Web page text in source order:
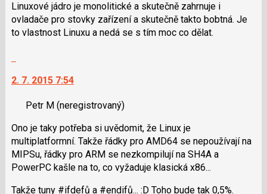
pro
předchozí
nový
navigaci
lze
použít
N
následující
P
pro
předchozí
nový
Linuxové jádro je monolitické a skutečně zahrnuje i
ovladače pro stovky zařízení a skutečně takto bobtná. Je
to vlastnost Linuxu a nedá se s tím moc co dělat.
další
názor.
navigaci
lze
použít
i
klávesy
2. 7. 2015 7:54
Petr M (neregistrovaný)
Ono je taky potřeba si uvědomit, že Linux je
multiplatformní. Takže řádky pro AMD64 se nepoužívají na
MIPSu, řádky pro ARM se nezkompilují na SH4A a
PowerPC kašle na to, co vyžaduje klasická x86...
Takže tuny #ifdefů a #endifů... :D Toho bude tak 0,5%.